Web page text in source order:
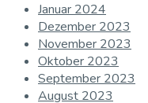
Januar 2024
Dezember 2023
November 2023
Oktober 2023
September 2023
August 2023